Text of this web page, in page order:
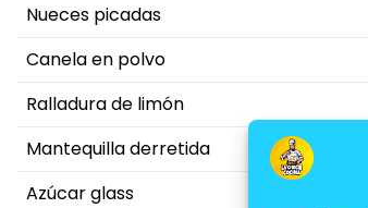
Nueces picadas
Canela en polvo
Ralladura de limón
Mantequilla derretida
Azúcar glass